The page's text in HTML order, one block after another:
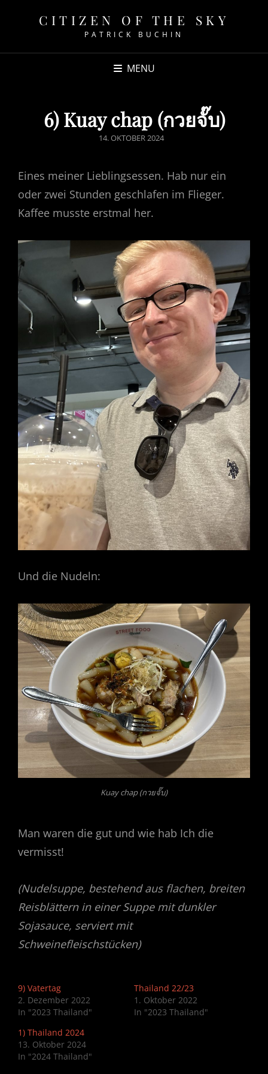
CITIZEN OF THE SKY
PATRICK BUCHIN
MENU
6) Kuay chap (กวยจั๊บ)
POSTED
14. OKTOBER 2024
Eines meiner Lieblingsessen. Hab nur ein
oder zwei Stunden geschlafen im Flieger.
Kaffee musste erstmal her.
Und die Nudeln:
Kuay chap (กวยจั๊บ)
Man waren die gut und wie hab Ich die
vermisst!
(Nudelsuppe, bestehend aus flachen, breiten
Reisblättern in einer Suppe mit dunkler
Sojasauce, serviert mit
Schweinefleischstücken)
9) Vatertag
2. Dezember 2022
In "2023 Thailand"
Thailand 22/23
1. Oktober 2022
In "2023 Thailand"
1) Thailand 2024
13. Oktober 2024
In "2024 Thailand"